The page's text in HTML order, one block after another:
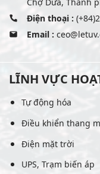
Chợ Dừa, Thành
Điện thoại :
Email :
LĨNH VỰC
Tự động hóa
Điều khiển thang
Điện mặt trời
UPS, Trạm biến áp